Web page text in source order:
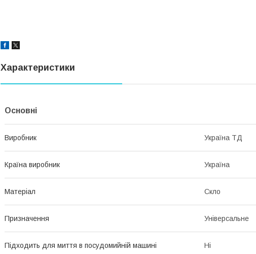
Характеристики
Основні
Виробник Україна ТД
Країна виробник Україна
Матеріал Скло
Призначення Універсальне
Підходить для миття в посудомийній машині Ні